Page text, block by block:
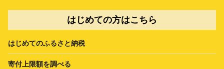
はじめての方はこちら
はじめてのふるさと納税
寄付上限額を調べる